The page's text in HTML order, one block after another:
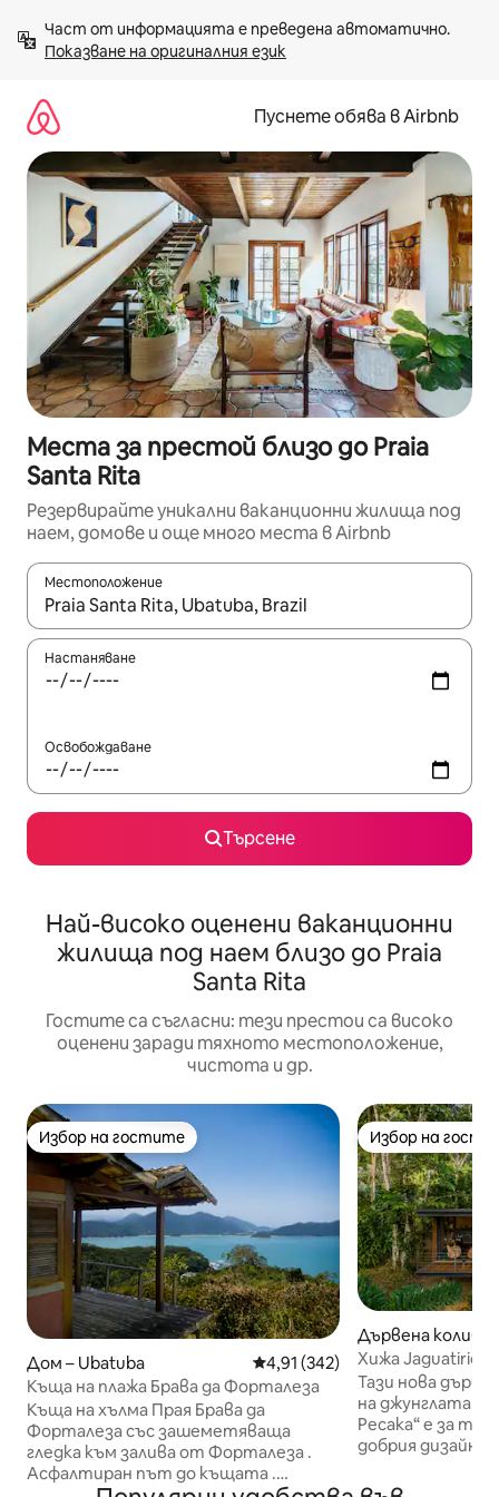
към
съдържанието
Показване на оригиналния език
Пуснете обява в Airbnb
Места за престой близо до Praia
Santa Rita
Резервирайте уникални ваканционни жилища под
наем, домове и още много места в Airbnb
Местоположение
Когато резултатите се покажат, използвайте
Настаняване
Освобождаване
Търсене
Най-високо оценени ваканционни
жилища под наем близо до Praia
Santa Rita
Гостите са съгласни: тези престои са високо
оценени заради тяхното местоположение,
чистота и др.
Избор на гостите
Избор на гостите
Дом – Ubatuba Средна оценка: 4,91 от 5,
4,91 (342)
Къща на плажа Брава да Форталеза
Къща на хълма Прая Брава да
Форталеза със зашеметяваща
гледка към залива от Форталеза .
Асфалтиран път до къщата .
Избор на
Избор на
Дървена колиба
Хижа Jaguatirica
Ressaca
Тази нова
на джунглата и
Ресака“ е за
добрия дизайн
дълбок